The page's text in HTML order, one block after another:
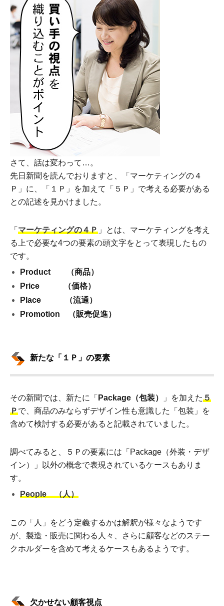
さて、話は変わって…。
先日新聞を読んでおりますと、「マーケティングの４
Ｐ」に、「１Ｐ」を加えて「５Ｐ」で考える必要がある
との記述を見かけました。
「 マーケティングの４Ｐ 」とは、マーケティングを考え
る上で必要な4つの要素の頭文字をとって表現したもの
です。
Product （商品）
Price （価格）
Place （流通）
Promotion （販売促進）
新たな「１Ｐ」の要素
その新聞では、新たに「 Package（包装） 」を加えた５
Ｐで、商品のみならずデザイン性も意識した「包装」を
含めて検討する必要があると記載されていました。
調べてみると、５Ｐの要素には「Package（外装・デザ
イン）」以外の概念で表現されているケースもありま
す。
People （人）
この「人」をどう定義するかは解釈が様々なようです
が、製造・販売に関わる人々、さらに顧客などのステー
クホルダーを含めて考えるケースもあるようです。
欠かせない顧客視点